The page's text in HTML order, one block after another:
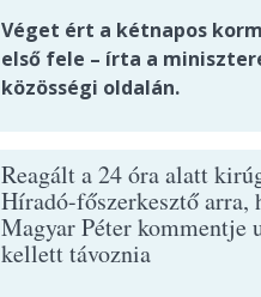
Véget ért a kétnapos
első fele – írta a
közösségi oldalán.
Reagált a 24 óra alatt
Híradó-főszerkesztő arra,
Magyar Péter kommentje
kellett távoznia